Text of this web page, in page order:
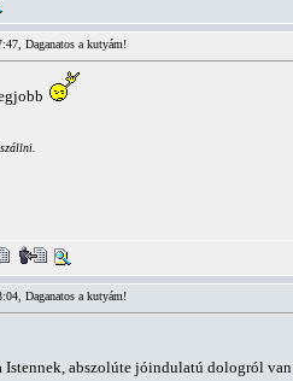
Daganatos a kutyám!
Daganatos a kutyám!
Istennek, abszolúte jóindulatú dologról